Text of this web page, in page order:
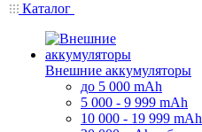
Каталог
Внешние аккумуляторы
до 5 000 mAh
5 000 - 9 999 mAh
10 000 - 19 999 mAh